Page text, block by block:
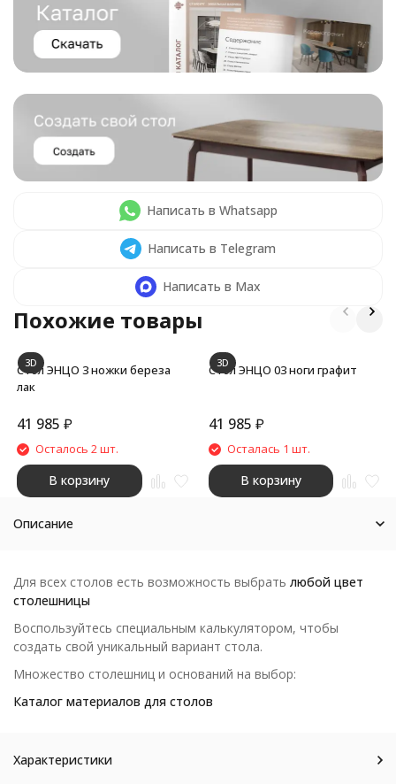
Написать в Whatsapp
Написать в Telegram
Написать в Max
Похожие товары
3D
Стол ЭНЦО 3 ножки береза
лак
41 985 ₽
Осталось 2 шт.
В корзину
3D
Стол ЭНЦО 03 ноги графит
41 985 ₽
Осталась 1 шт.
В корзину
Описание
Для всех столов есть возможность выбрать любой цвет
столешницы
Воспользуйтесь специальным калькулятором, чтобы
создать свой уникальный вариант стола.
Множество столешниц и оснований на выбор:
Каталог материалов для столов
Характеристики